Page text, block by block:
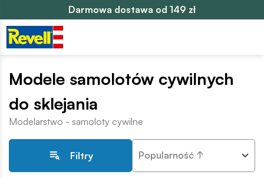
Darmowa dostawa od 149 zł
Modele samolotów cywilnych
do sklejania
Modelarstwo - samoloty cywilne
Filtry Popularność ↑